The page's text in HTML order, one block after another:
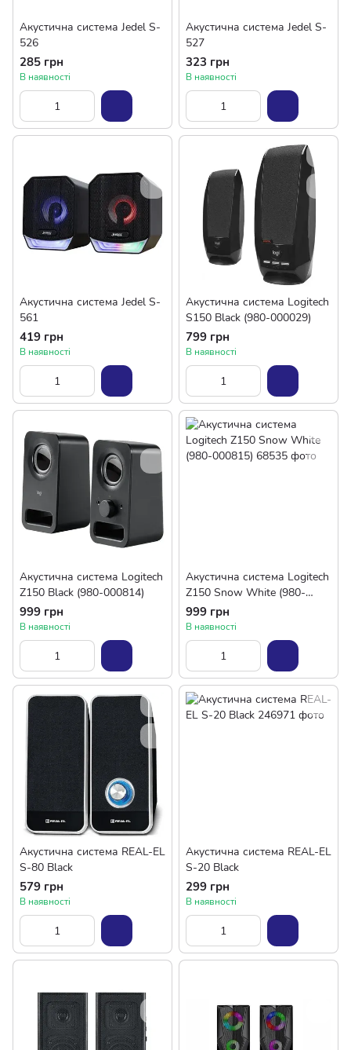
Акустична система Jedel S-
526
285 грн
В наявності
Акустична система Jedel S-
527
323 грн
В наявності
Акустична система Jedel S-
561
419 грн
В наявності
Акустична система Logitech
S150 Black (980-000029)
799 грн
В наявності
Акустична система Logitech
Z150 Black (980-000814)
999 грн
В наявності
Акустична система Logitech
Z150 Snow White (980-
000815)
999 грн
В наявності
Акустична система REAL-EL
S-80 Black
579 грн
В наявності
Акустична система REAL-EL
S-20 Black
299 грн
В наявності